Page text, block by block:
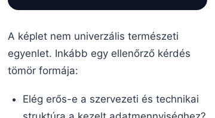
A képlet nem univerzális természeti
egyenlet. Inkább egy ellenőrző kérdés
tömör formája:
Elég erős-e a szervezeti és technikai